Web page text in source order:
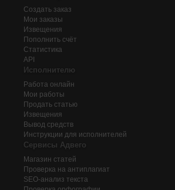
Создать заказ
Мои заказы
Извещения
Пополнить счёт
Статистика
API
Исполнителю
Работа онлайн
Мои работы
Продать статью
Извещения
Вывод средств
Инструкции для исполнителей
Сервисы Адвего
Магазин статей
Проверка на антиплагиат
SEO-анализ текста